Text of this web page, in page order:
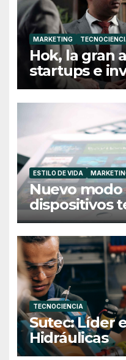
MARKETING
Hok, la gran
startups e
ESTILO DE VIDA
Nuevo
dispositivos
TECNOCIENCIA
Sutec: Líder
Hidráulicas